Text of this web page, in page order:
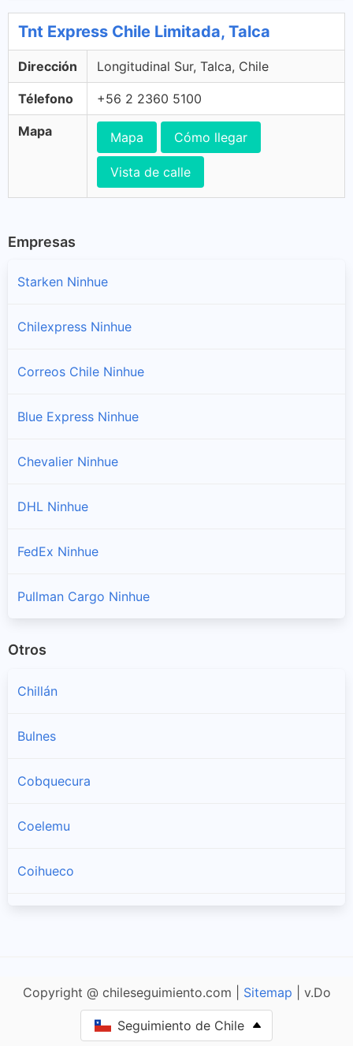
Tnt Express Chile Limitada, Talca
Dirección Longitudinal Sur, Talca, Chile
Télefono +56 2 2360 5100
Mapa Mapa Cómo llegar
Vista de calle
Empresas
Starken Ninhue
Chilexpress Ninhue
Correos Chile Ninhue
Blue Express Ninhue
Chevalier Ninhue
DHL Ninhue
FedEx Ninhue
Pullman Cargo Ninhue
Otros
Chillán
Bulnes
Cobquecura
Coelemu
Coihueco
Copyright @ chileseguimiento.com | Sitemap | v.Do
Seguimiento de Chile